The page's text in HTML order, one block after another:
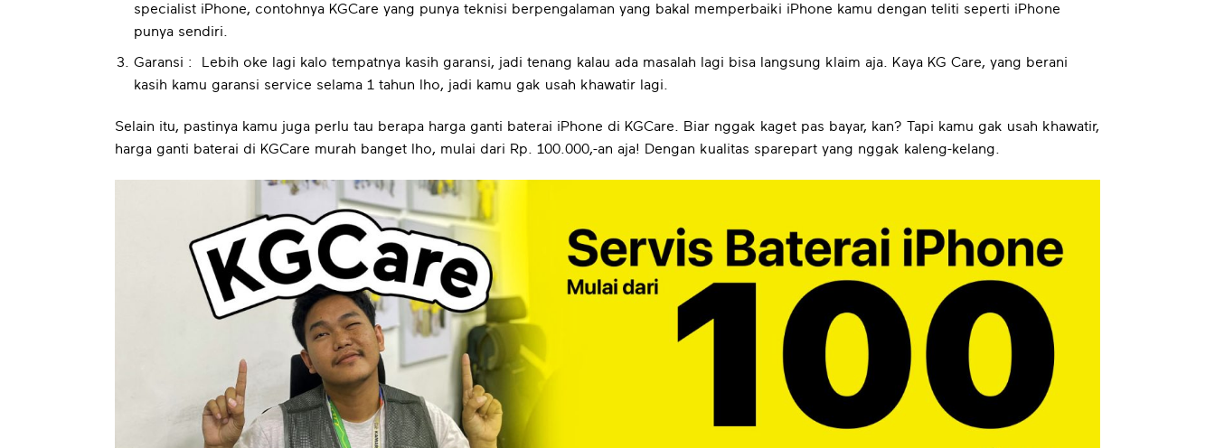
specialist iPhone, contohnya KGCare yang punya teknisi berpengalaman yang bakal memperbaiki iPhone kamu dengan teliti seperti iPhone
punya sendiri.
Garansi : Lebih oke lagi kalo tempatnya kasih garansi, jadi tenang kalau ada masalah lagi bisa langsung klaim aja. Kaya KG Care, yang berani
kasih kamu garansi service selama 1 tahun lho, jadi kamu gak usah khawatir lagi.
Selain itu, pastinya kamu juga perlu tau berapa harga ganti baterai iPhone di KGCare. Biar nggak kaget pas bayar, kan? Tapi kamu gak usah khawatir,
harga ganti baterai di KGCare murah banget lho, mulai dari Rp. 100.000,-an aja! Dengan kualitas sparepart yang nggak kaleng-kelang.